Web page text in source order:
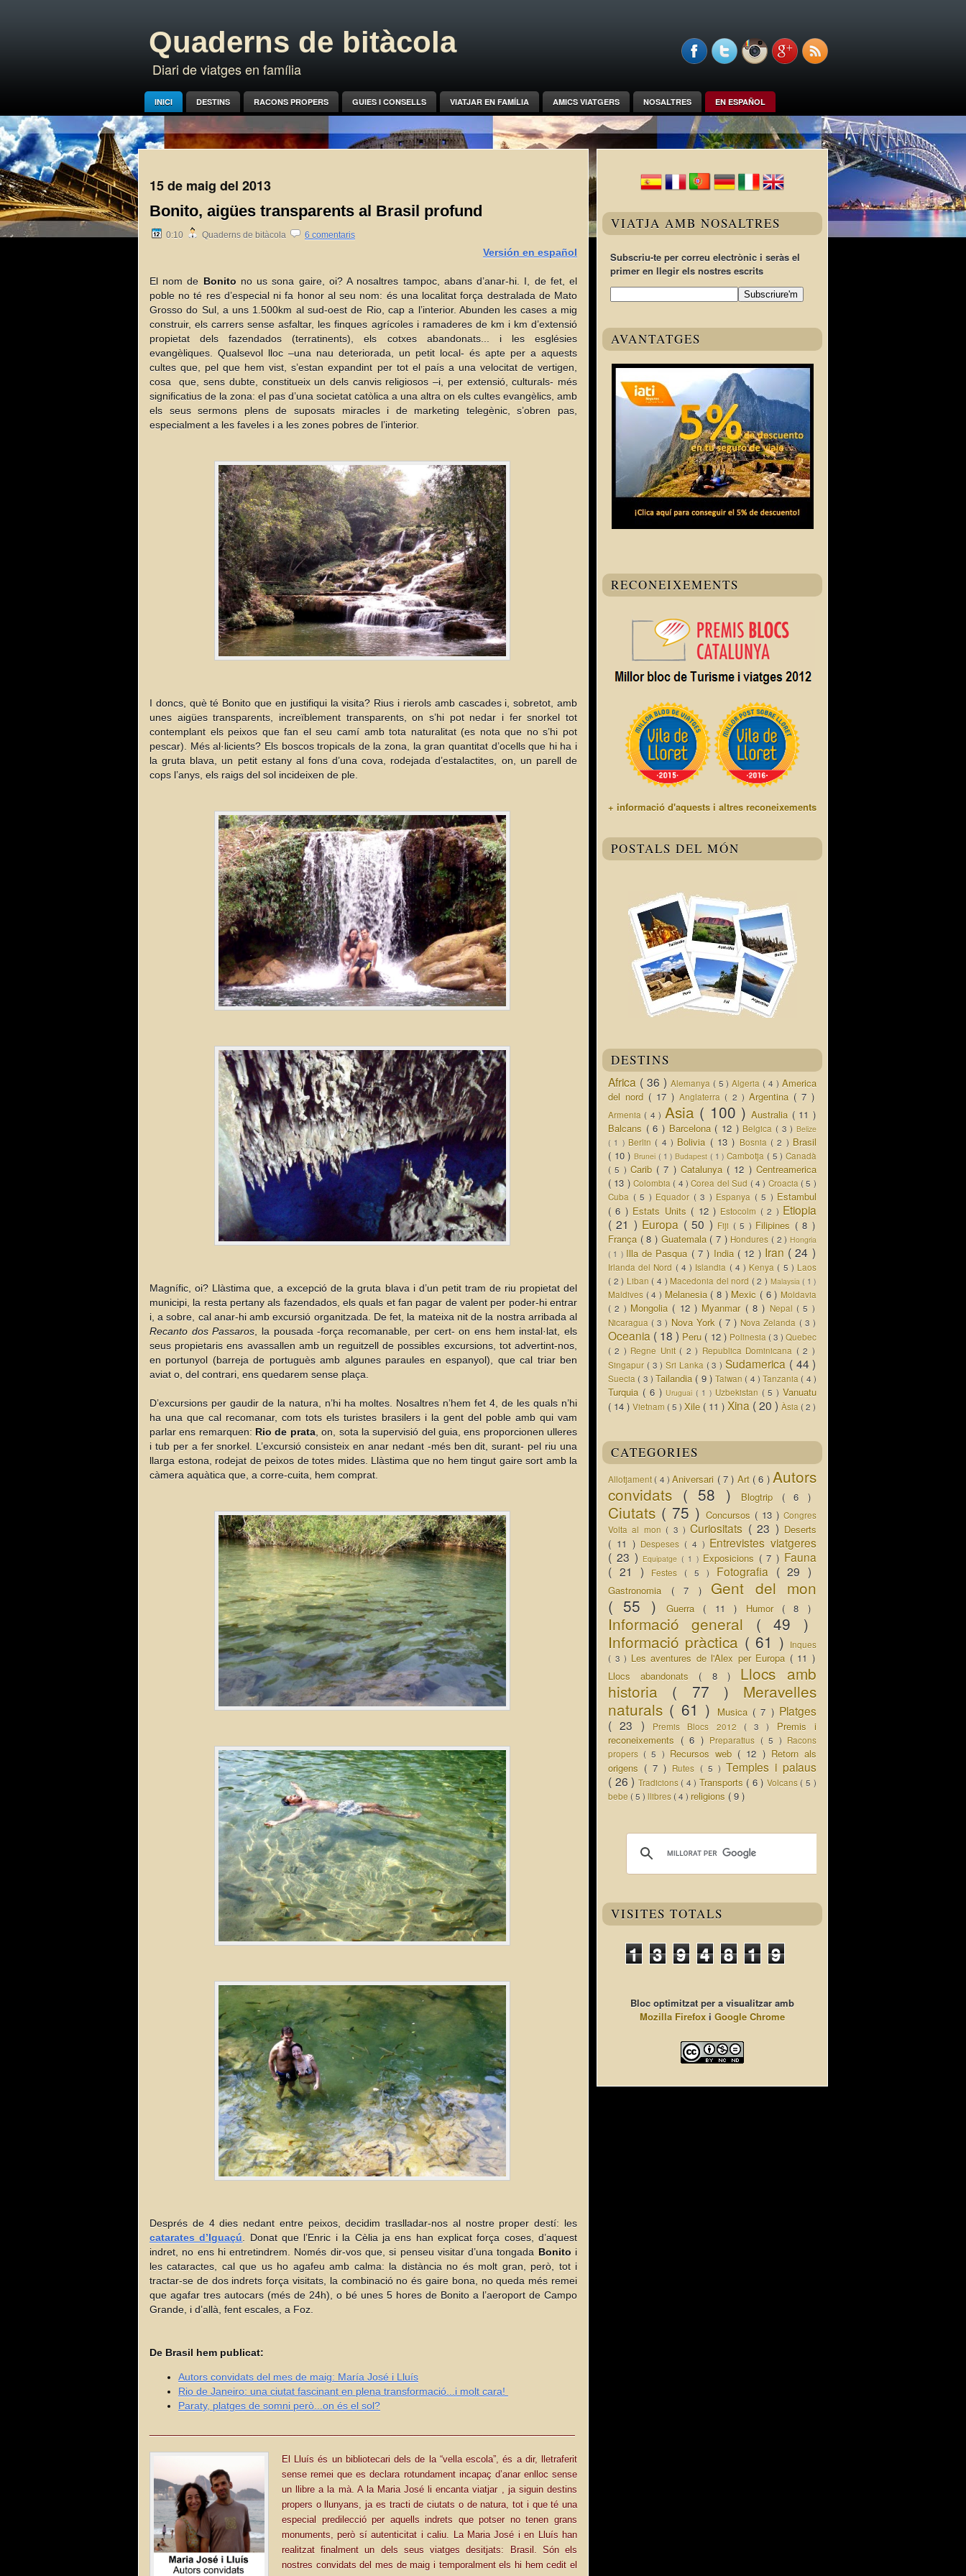
Quaderns de bitàcola
Diari de viatges en família
INICI DESTINS RACONS PROPERS GUIES I CONSELLS VIATJAR EN FAMÍLIA AMICS VIATGERS NOSALTRES EN ESPAÑOL
15 de maig del 2013
Bonito, aigües transparents al Brasil profund
0:10 Quaderns de bitàcola 6 comentaris
Versión en español
El nom de Bonito no us sona gaire, oi? A nosaltres tampoc, abans d’anar-hi. I, de fet, el
poble no té res d’especial ni fa honor al seu nom: és una localitat força destralada de Mato
Grosso do Sul, a uns 1.500km al sud-oest de Rio, cap a l’interior. Abunden les cases a mig
construir, els carrers sense asfaltar, les finques agrícoles i ramaderes de km i km d’extensió
propietat dels fazendados (terratinents), els cotxes abandonats... i les esglésies
evangèliques. Qualsevol lloc –una nau deteriorada, un petit local- és apte per a aquests
cultes que, pel que hem vist, s’estan expandint per tot el país a una velocitat de vertigen,
cosa que, sens dubte, constitueix un dels canvis religiosos –i, per extensió, culturals- més
significatius de la zona: el pas d’una societat catòlica a una altra on els cultes evangèlics, amb
els seus sermons plens de suposats miracles i de marketing telegènic, s’obren pas,
especialment a les faveles i a les zones pobres de l’interior.
I doncs, què té Bonito que en justifiqui la visita? Rius i rierols amb cascades i, sobretot, amb
unes aigües transparents, increïblement transparents, on s’hi pot nedar i fer snorkel tot
contemplant els peixos que fan el seu camí amb tota naturalitat (es nota que no s’hi pot
pescar). Més al·licients? Els boscos tropicals de la zona, la gran quantitat d’ocells que hi ha i
la gruta blava, un petit estany al fons d’una cova, rodejada d’estalactites, on, un parell de
cops l’anys, els raigs del sol incideixen de ple.
Magnífic, oi? Llàstima que, a excepció de la gruta blava i d’un petit tram de riu propietat del
municipi, la resta pertany als fazendados, els quals et fan pagar de valent per poder-hi entrar
i, a sobre, cal anar-hi amb excursió organitzada. De fet, la mateixa nit de la nostra arribada al
Recanto dos Passaros , la pousada -força recomanable, per cert- on ens hem instal·lat, els
seus propietaris ens avassallen amb un reguitzell de possibles excursions, tot advertint-nos,
en portunyol (barreja de portuguès amb algunes paraules en espanyol), que cal triar ben
aviat o, del contrari, ens quedarem sense plaça.
D’excursions per gaudir de la natura, n’hi ha moltes. Nosaltres n’hem fet 4, de les quals n’hi
ha una que cal recomanar, com tots els turistes brasilers i la gent del poble amb qui vam
parlar ens remarquen: Rio de prata, on, sota la supervisió del guia, ens proporcionen ulleres
i tub per a fer snorkel. L’excursió consisteix en anar nedant -més ben dit, surant- pel riu una
llarga estona, rodejat de peixos de totes mides. Llàstima que no hem tingut gaire sort amb la
càmera aquàtica que, a corre-cuita, hem comprat.
Després de 4 dies nedant entre peixos, decidim traslladar-nos al nostre proper destí: les
catarates d’Iguaçú . Donat que l’Enric i la Cèlia ja ens han explicat força coses, d’aquest
indret, no ens hi entretindrem. Només dir-vos que, si penseu visitar d’una tongada Bonito i
les cataractes, cal que us ho agafeu amb calma: la distància no és molt gran, però, tot i
tractar-se de dos indrets força visitats, la combinació no és gaire bona, no queda més remei
que agafar tres autocars (més de 24h), o bé unes 5 hores de Bonito a l’aeroport de Campo
Grande, i d’allà, fent escales, a Foz.
De Brasil hem publicat:
Autors convidats del mes de maig: María José i Lluís
Rio de Janeiro: una ciutat fascinant en plena transformació...i molt cara!
Paraty, platges de somni però...on és el sol?
El Lluís és un bibliotecari dels de la “vella escola”, és a dir, lletraferit
sense remei que es declara rotundament incapaç d’anar enlloc sense
un llibre a la mà. A la Maria José li encanta viatjar , ja siguin destins
propers o llunyans, ja es tracti de ciutats o de natura, tot i que té una
especial predilecció per aquells indrets que potser no tenen grans
monuments, però sí autenticitat i caliu. La Maria José i en Lluís han
realitzat finalment un dels seus viatges desitjats: Brasil. Són els
nostres convidats del mes de maig i temporalment els hi hem cedit el
VIATJA AMB NOSALTRES
Subscriu-te per correu electrònic i seràs el
primer en llegir els nostres escrits
AVANTATGES
RECONEIXEMENTS
+ informació d'aquests i altres reconeixements
POSTALS DEL MÓN
DESTINS
Africa ( 36 ) Alemanya ( 5 )Algeria ( 4 )America
del nord ( 17 )Anglaterra ( 2 ) Argentina ( 7 )
Armenia ( 4 ) Asia ( 100 )Australia ( 11 )
Balcans ( 6 ) Barcelona ( 12 ) Belgica ( 3 )Belize
( 1 ) Berlin ( 4 ) Bolivia ( 13 ) Bosnia ( 2 ) Brasil
( 10 )Brunei ( 1 )Budapest ( 1 )Cambotja ( 5 )Canadà
( 5 ) Carib ( 7 ) Catalunya ( 12 )Centreamerica
( 13 )Colombia ( 4 )Corea del Sud ( 4 ) Croacia ( 5 )
Cuba ( 5 ) Equador ( 3 ) Espanya ( 5 ) Estambul
( 6 ) Estats Units ( 12 ) Estocolm ( 2 ) Etiopia
( 21 ) Europa ( 50 ) Fiji ( 5 ) Filipines ( 8 )
França ( 8 ) Guatemala ( 7 ) Hondures ( 2 ) Hongria
( 1 ) Illa de Pasqua ( 7 ) India ( 12 ) Iran ( 24 )
Irlanda del Nord ( 4 ) Islandia ( 4 ) Kenya ( 5 ) Laos
( 2 ) Liban ( 4 ) Macedonia del nord ( 2 ) Malaysia( 1 )
Maldives ( 4 ) Melanesia ( 8 ) Mexic ( 6 ) Moldavia
( 2 ) Mongolia ( 12 ) Myanmar ( 8 ) Nepal ( 5 )
Nicaragua ( 3 ) Nova York ( 7 ) Nova Zelanda ( 3 )
Oceania ( 18 ) Peru ( 12 ) Polinesia ( 3 )Quebec
( 2 ) Regne Unit ( 2 ) Republica Dominicana ( 2 )
Singapur ( 3 )Sri Lanka ( 3 ) Sudamerica ( 44 )
Suecia ( 3 ) Tailandia ( 9 ) Taiwan ( 4 ) Tanzania ( 4 )
Turquia ( 6 ) Uruguai( 1 ) Uzbekistan ( 5 )Vanuatu
( 14 ) Vietnam ( 5 ) Xile ( 11 ) Xina ( 20 ) Àsia ( 2 )
CATEGORIES
Allotjament ( 4 )Aniversari ( 7 ) Art ( 6 )Autors
convidats ( 58 ) Blogtrip ( 6 )
Ciutats ( 75 ) Concursos ( 13 ) Congres
Volta al mon ( 3 )Curiositats ( 23 ) Deserts
( 11 ) Despeses ( 4 ) Entrevistes viatgeres
( 23 ) Equipatge( 1 ) Exposicions ( 7 ) Fauna
( 21 )
Festes ( 5 ) Fotografia ( 29 )
Gastronomia ( 7 ) Gent del mon
( 55 )Guerra ( 11 ) Humor ( 8 )
Informació general ( 49 )
Informació pràctica ( 61 )
Inques
( 3 ) Les aventures de l'Alex per Europa ( 11 )
Llocs abandonats ( 8 ) Llocs amb
historia ( 77 ) Meravelles
naturals ( 61 ) Musica ( 7 ) Platges
( 23 )
Premis Blocs 2012 ( 3 ) Premis i
reconeixements ( 6 ) Preparatius ( 5 ) Racons
propers ( 5 ) Recursos web ( 12 ) Retorn als
origens ( 7 ) Rutes ( 5 ) Temples i palaus
( 26 ) Tradicions ( 4 ) Transports ( 6 ) Volcans ( 5 )
bebe ( 5 ) llibres ( 4 ) religions ( 9 )
VISITES TOTALS
1 3 9 4 8 1 9
Bloc optimitzat per a visualitzar amb
Mozilla Firefox i Google Chrome